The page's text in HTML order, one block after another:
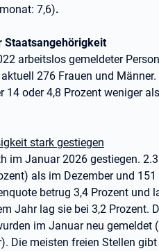
7,6).
Staatsangehörigkeit
arbeitslos gemeldeter
276 Frauen und
14 oder 4,8 Prozent weniger
stark gestiegen
im Januar 2026 gestiegen.
als im Dezember und
betrug 3,4 Prozent und
Jahr lag sie bei 3,2 Prozent.
im Januar neu gemeldet
Die meisten freien Stellen